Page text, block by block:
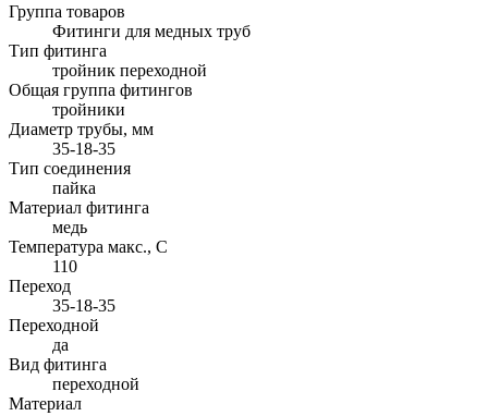
Группа товаров
Фитинги для медных труб
Тип фитинга
тройник переходной
Общая группа фитингов
тройники
Диаметр трубы, мм
35-18-35
Тип соединения
пайка
Материал фитинга
медь
Температура макс., С
110
Переход
35-18-35
Переходной
да
Вид фитинга
переходной
Материал